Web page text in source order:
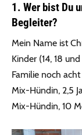
1. Wer bist Du
Begleiter?
Mein Name ist
Kinder (14, 18
Familie noch
Mix-Hündin, 2,5
Mix-Hündin, 10